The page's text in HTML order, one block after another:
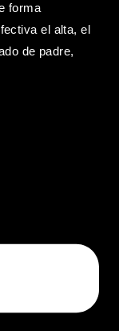
forma
el alta, el
de padre,